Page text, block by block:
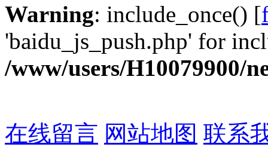
Warning: include_once() [
'baidu_js_push.php' for
/www/users/H10079900/
在线留言 网站地图 联系